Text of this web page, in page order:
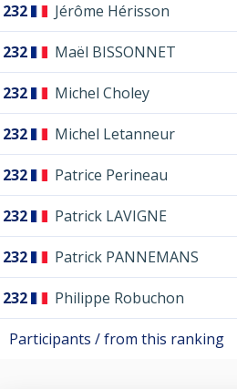
232 Jérôme Hérisson
232 Maël BISSONNET
232 Michel Choley
232 Michel Letanneur
232 Patrice Perineau
232 Patrick LAVIGNE
232 Patrick PANNEMANS
232 Philippe Robuchon
Participants / from this ranking